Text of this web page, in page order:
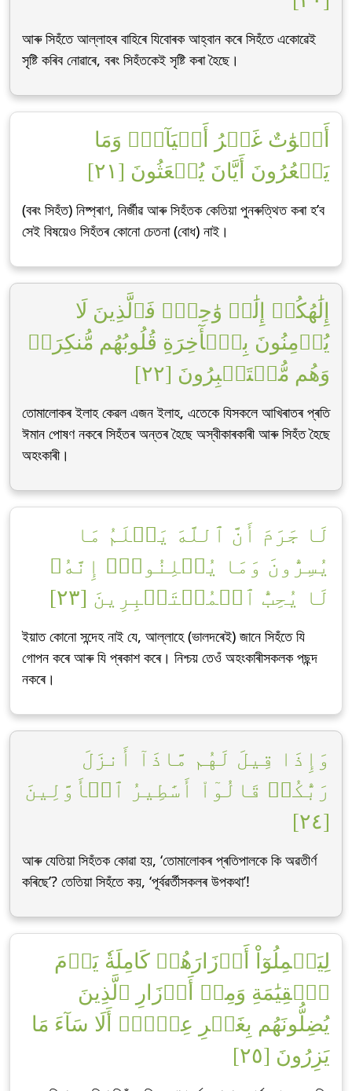
আৰু সিহঁতে আল্লাহৰ বাহিৰে যিবোৰক আহ্বান কৰে সিহঁতে একোৱেই
সৃষ্টি কৰিব নোৱাৰে, বৰং সিহঁতকেই সৃষ্টি কৰা হৈছে।
أَمۡوَٰتٌ غَيۡرُ أَحۡيَآءٖۖ وَمَا
يَشۡعُرُونَ أَيَّانَ يُبۡعَثُونَ [٢١]
(বৰং সিহঁত) নিষ্প্ৰাণ, নিৰ্জীৱ আৰু সিহঁতক কেতিয়া পুনৰুত্থিত কৰা হ’ব
সেই বিষয়েও সিহঁতৰ কোনো চেতনা (বোধ) নাই।
إِلَٰهُكُمۡ إِلَٰهٞ وَٰحِدٞۚ فَٱلَّذِينَ لَا
يُؤۡمِنُونَ بِٱلۡأٓخِرَةِ قُلُوبُهُم مُّنكِرَةٞ
وَهُم مُّسۡتَكۡبِرُونَ [٢٢]
তোমালোকৰ ইলাহ কেৱল এজন ইলাহ, এতেকে যিসকলে আখিৰাতৰ প্ৰতি
ঈমান পোষণ নকৰে সিহঁতৰ অন্তৰ হৈছে অস্বীকাৰকাৰী আৰু সিহঁত হৈছে
অহংকাৰী।
لَا جَرَمَ أَنَّ ٱللَّهَ يَعۡلَمُ مَا
يُسِرُّونَ وَمَا يُعۡلِنُونَۚ إِنَّهُۥ
لَا يُحِبُّ ٱلۡمُسۡتَكۡبِرِينَ [٢٣]
ইয়াত কোনো সন্দেহ নাই যে, আল্লাহে (ভালদৰেই) জানে সিহঁতে যি
গোপন কৰে আৰু যি প্ৰকাশ কৰে। নিশ্চয় তেওঁ অহংকাৰীসকলক পছন্দ
নকৰে।
وَإِذَا قِيلَ لَهُم مَّاذَآ أَنزَلَ
رَبُّكُمۡ قَالُوٓاْ أَسَٰطِيرُ ٱلۡأَوَّلِينَ
[٢٤]
আৰু যেতিয়া সিহঁতক কোৱা হয়, ‘তোমালোকৰ প্ৰতিপালকে কি অৱতীৰ্ণ
কৰিছে’? তেতিয়া সিহঁতে কয়, ‘পূৰ্বৱৰ্তীসকলৰ উপকথা’!
لِيَحۡمِلُوٓاْ أَوۡزَارَهُمۡ كَامِلَةٗ يَوۡمَ
ٱلۡقِيَٰمَةِ وَمِنۡ أَوۡزَارِ ٱلَّذِينَ
يُضِلُّونَهُم بِغَيۡرِ عِلۡمٍۗ أَلَا سَآءَ مَا
يَزِرُونَ [٢٥]